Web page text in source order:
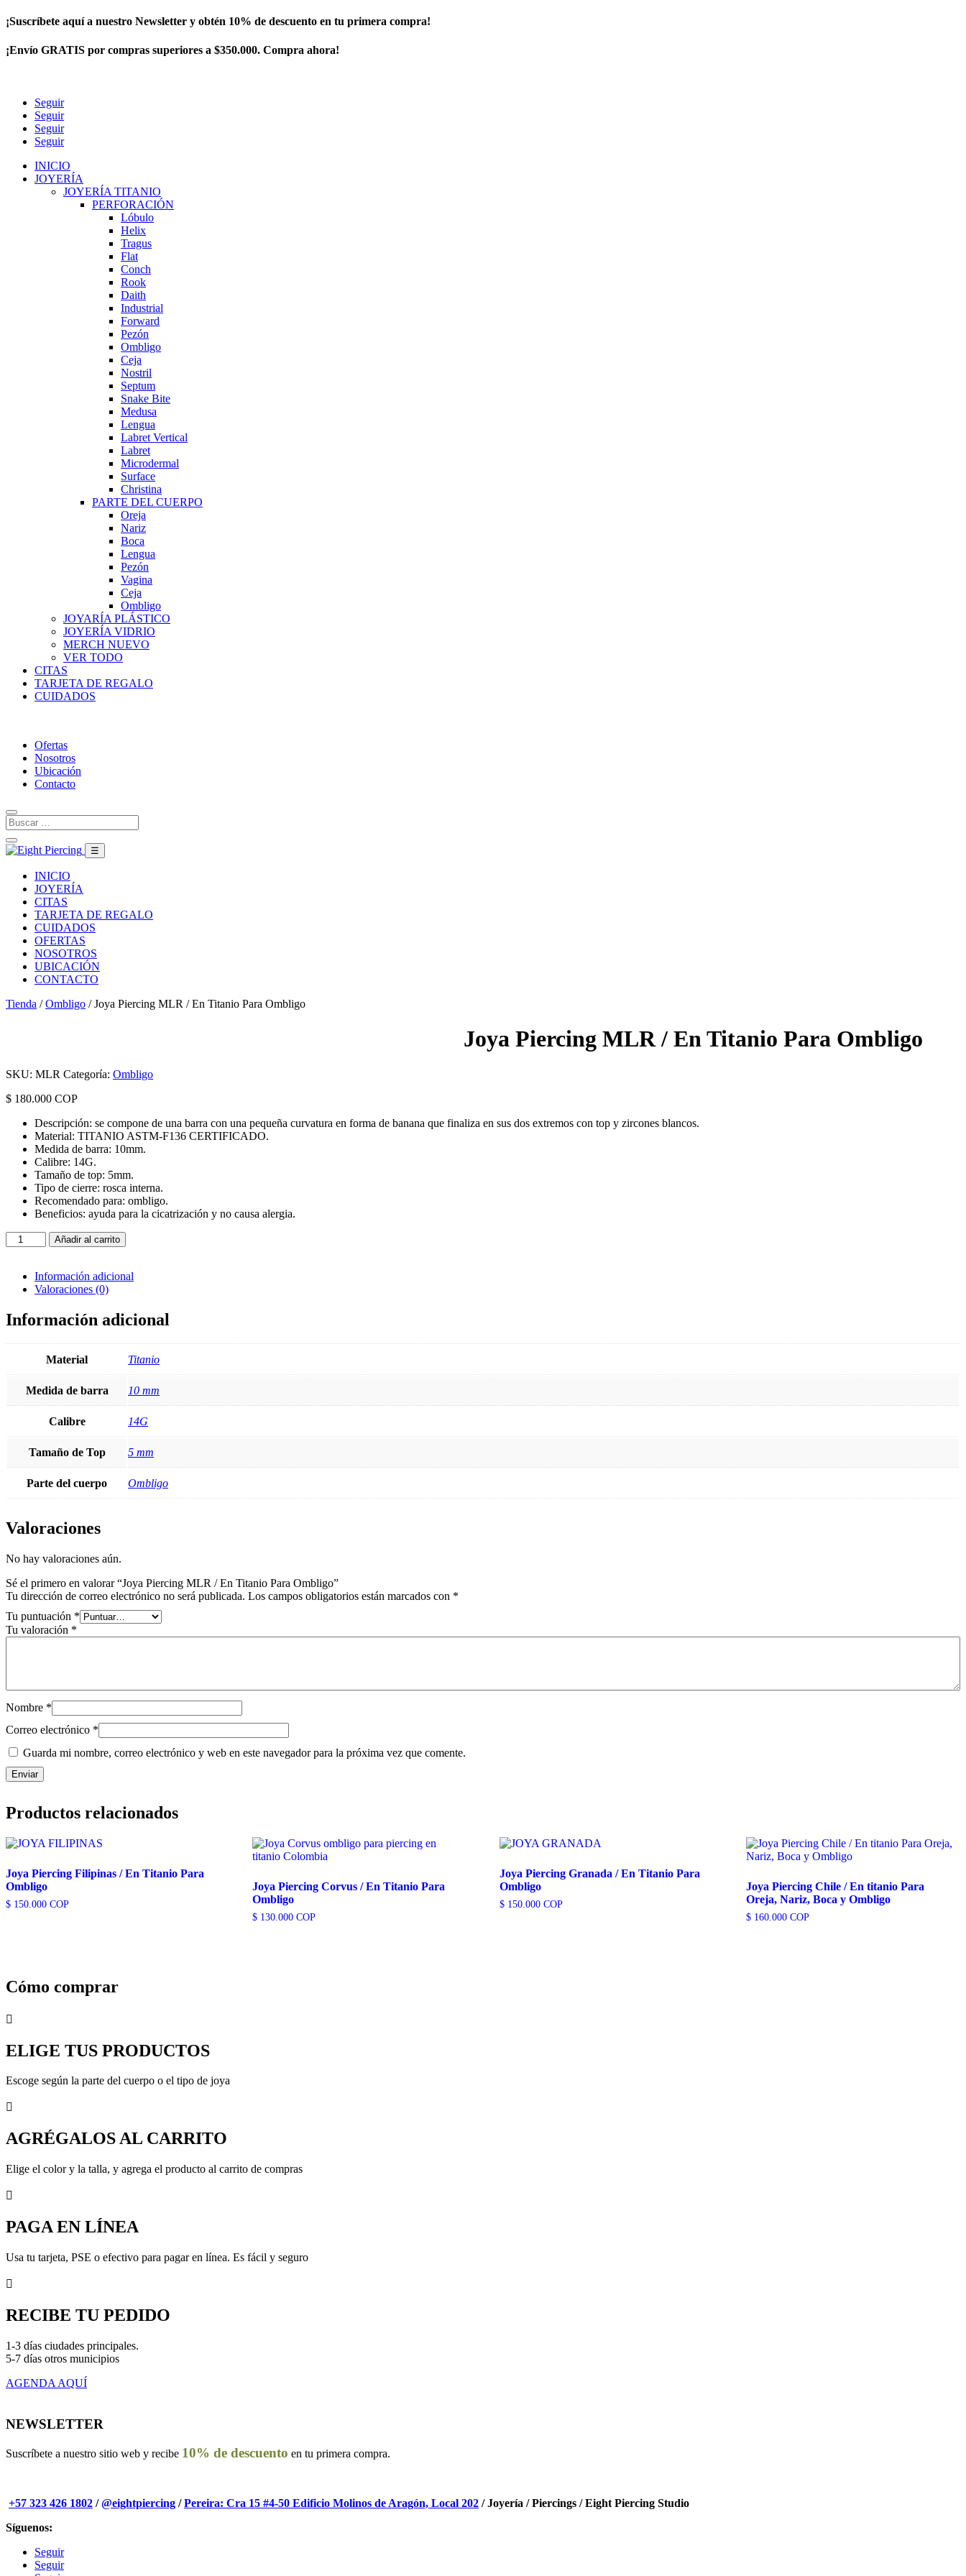
¡Suscríbete aquí a nuestro Newsletter y obtén 10% de descuento en tu primera compra!
¡Envío GRATIS por compras superiores a $350.000. Compra ahora!
Seguir
Seguir
Seguir
Seguir
INICIO
JOYERÍA
JOYERÍA TITANIO
PERFORACIÓN
Lóbulo
Helix
Tragus
Flat
Conch
Rook
Daith
Industrial
Forward
Pezón
Ombligo
Ceja
Nostril
Septum
Snake Bite
Medusa
Lengua
Labret Vertical
Labret
Microdermal
Surface
Christina
PARTE DEL CUERPO
Oreja
Nariz
Boca
Lengua
Pezón
Vagina
Ceja
Ombligo
JOYARÍA PLÁSTICO
JOYERÍA VIDRIO
MERCH NUEVO
VER TODO
CITAS
TARJETA DE REGALO
CUIDADOS
Ofertas
Nosotros
Ubicación
Contacto
☰
INICIO
JOYERÍA
CITAS
TARJETA DE REGALO
CUIDADOS
OFERTAS
NOSOTROS
UBICACIÓN
CONTACTO
Tienda /Ombligo / Joya Piercing MLR / En Titanio Para Ombligo
Joya Piercing MLR / En Titanio Para Ombligo
SKU: MLR Categoría: Ombligo
$ 180.000 COP
Descripción: se compone de una barra con una pequeña curvatura en forma de banana que finaliza en sus dos extremos con top y zircones blancos.
Material: TITANIO ASTM-F136 CERTIFICADO.
Medida de barra: 10mm.
Calibre: 14G.
Tamaño de top: 5mm.
Tipo de cierre: rosca interna.
Recomendado para: ombligo.
Beneficios: ayuda para la cicatrización y no causa alergia.
Joya
Piercing
Para
Ombligo
cantidad
Añadir al carrito
Información adicional
Valoraciones (0)
Información adicional
Material Titanio
Medida de barra 10 mm
Calibre 14G
Tamaño de Top 5 mm
Parte del cuerpo Ombligo
Valoraciones
No hay valoraciones aún.
Sé el primero en valorar “Joya Piercing MLR / En Titanio Para Ombligo”
Tu dirección de correo electrónico no será publicada. Los campos obligatorios están marcados con *
Tu puntuación *
Tu valoración *
Nombre *
Correo electrónico *
Guarda mi nombre, correo electrónico y web en este navegador para la próxima vez que comente.
Productos relacionados
Joya Piercing Filipinas / En Titanio Para
Ombligo
$ 150.000 COP
Joya Piercing Corvus / En Titanio Para
Ombligo
$ 130.000 COP
Joya Piercing Granada / En Titanio Para
Ombligo
$150.000COP
Joya Piercing Chile / En titanio Para
Oreja, Nariz, Boca y Ombligo
$160.000COP
Cómo comprar

ELIGE TUS PRODUCTOS
Escoge según la parte del cuerpo o el tipo de joya

AGRÉGALOS AL CARRITO
Elige el color y la talla, y agrega el producto al carrito de compras

PAGA EN LÍNEA
Usa tu tarjeta, PSE o efectivo para pagar en línea. Es fácil y seguro

RECIBE TU PEDIDO
1-3 días ciudades principales.
5-7 días otros municipios
AGENDA AQUÍ
NEWSLETTER
Suscríbete a nuestro sitio web y recibe 10% de descuento en tu primera compra.
+57 323 426 1802 /@eightpiercing /Pereira: Cra 15 #4-50 Edificio Molinos de Aragón, Local 202 / Joyería / Piercings / Eight Piercing Studio
Síguenos:
Seguir
Seguir